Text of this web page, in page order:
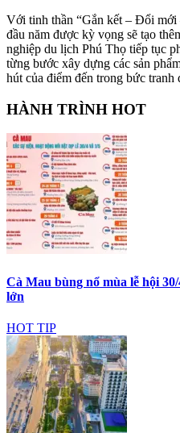
Với tinh thần “Gắn kết – Đổi
đầu năm được kỳ vọng sẽ tạo
nghiệp du lịch Phú Thọ tiếp tục
từng bước xây dựng các sản
hút của điểm đến trong bức
HÀNH TRÌNH HOT
Cà Mau bùng nổ mùa lễ hội
lớn
HOT TIP